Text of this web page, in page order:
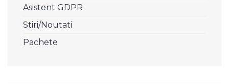
Asistent GDPR
Stiri/Noutati
Pachete